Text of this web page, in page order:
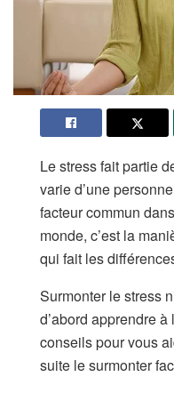
Le stress fait partie
varie d’une
facteur commun
monde, c’est la
qui fait les
Surmonter le stress
d’abord apprendre
conseils pour vous
suite le surmonter